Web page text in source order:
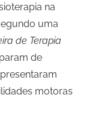
na
uma
de Terapia
de
motoras